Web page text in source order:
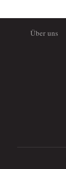
Über uns